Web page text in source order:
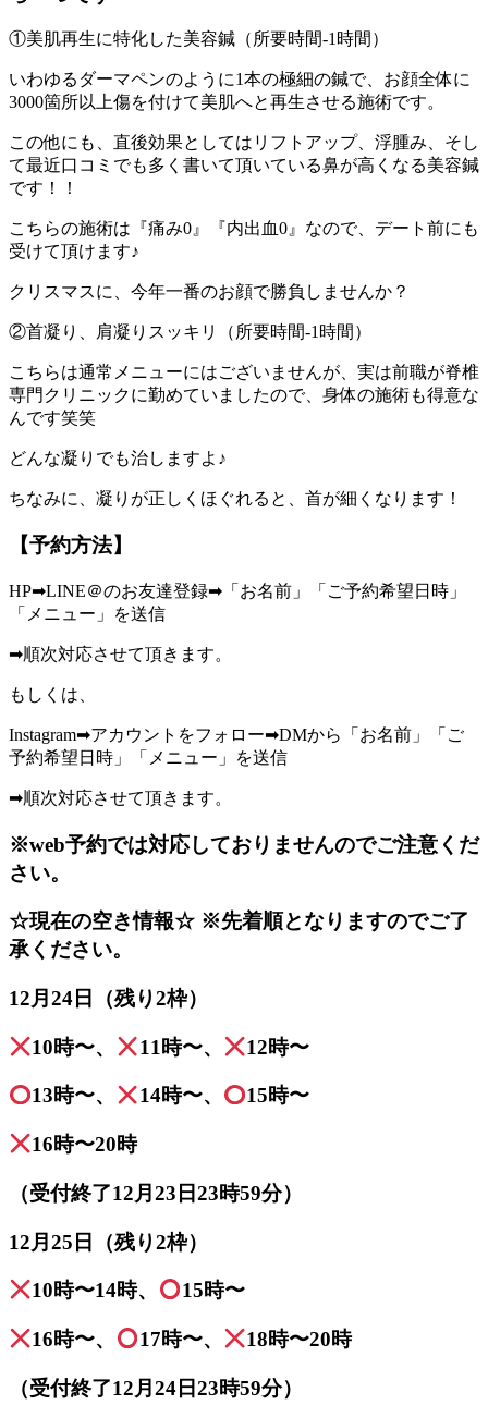
①美肌再生に特化した美容鍼（所要時間-1時間）
いわゆるダーマペンのように1本の極細の鍼で、お顔全体に
3000箇所以上傷を付けて美肌へと再生させる施術です。
この他にも、直後効果としてはリフトアップ、浮腫み、そし
て最近口コミでも多く書いて頂いている鼻が高くなる美容鍼
です！！
こちらの施術は『痛み0』『内出血0』なので、デート前にも
受けて頂けます♪
クリスマスに、今年一番のお顔で勝負しませんか？
②首凝り、肩凝りスッキリ（所要時間-1時間）
こちらは通常メニューにはございませんが、実は前職が脊椎
専門クリニックに勤めていましたので、身体の施術も得意な
んです笑笑
どんな凝りでも治しますよ♪
ちなみに、凝りが正しくほぐれると、首が細くなります！
【予約方法】
HP➡︎LINE＠のお友達登録➡︎「お名前」「ご予約希望日時」
「メニュー」を送信
➡︎順次対応させて頂きます。
もしくは、
Instagram➡︎アカウントをフォロー➡︎DMから「お名前」「ご
予約希望日時」「メニュー」を送信
➡︎順次対応させて頂きます。
※web予約では対応しておりませんのでご注意くだ
さい。
☆現在の空き情報☆ ※先着順となりますのでご了
承ください。
12月24日（残り2枠）
10時〜、 11時〜、 12時〜
13時〜、 14時〜、 15時〜
16時〜20時
（受付終了12月23日23時59分）
12月25日（残り2枠）
10時〜14時、 15時〜
16時〜、 17時〜、 18時〜20時
（受付終了12月24日23時59分）